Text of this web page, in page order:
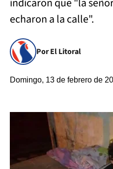
echaron a la calle".
Por El Litoral
Domingo, 13 de febrero de